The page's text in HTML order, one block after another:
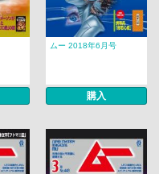
ムー 2018年6月号
購入